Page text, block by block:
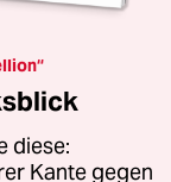
diese:
Kante gegen